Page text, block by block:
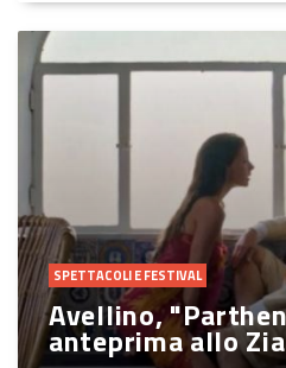
SPETTACOLI E FESTIVAL
Avellino,
anteprima allo